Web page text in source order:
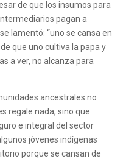
de que los insumos para
pagan a
lamentó: “uno se cansa en
que uno cultiva la papa y
a ver, no alcanza para
ancestrales no
regale nada, sino que
e integral del sector
jóvenes indígenas
porque se cansan de